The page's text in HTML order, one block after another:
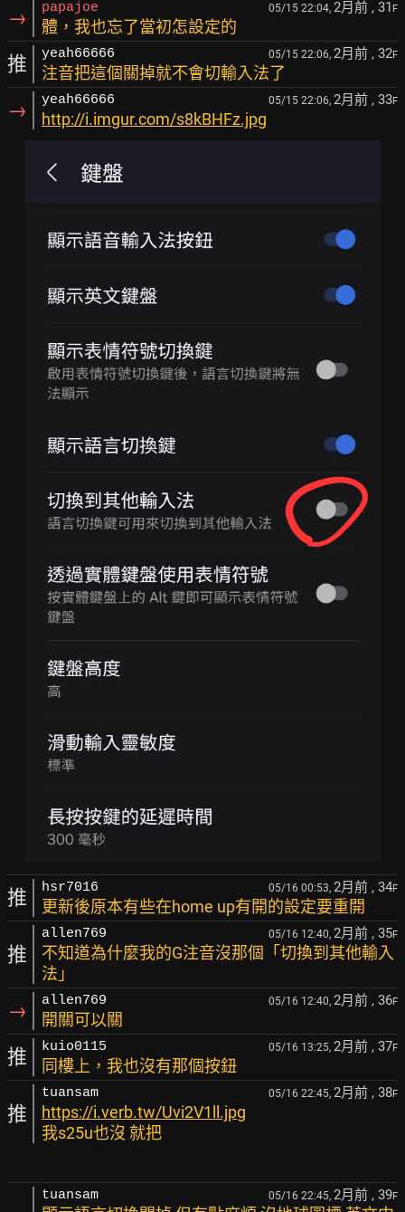
→ papajoe 05/15 22:04, 2月前 , 31 F
體，我也忘了當初怎設定的
推 yeah66666 05/15 22:06, 2月前 , 32F
注音把這個關掉就不會切輸入法了
→ yeah66666 05/15 22:06, 2月前 , 33F
http://i.imgur.com/s8kBHFz.jpg
推 hsr7016 05/16 00:53, 2月前 , 34F
更新後原本有些在home up有開的設定要重開
推
allen769 05/16 12:40, 2月前 , 35F
不知道為什麼我的G注音沒那個「切換到其他輸入
法」
→ allen769 05/16 12:40, 2月前 , 36F
開關可以關
推 kuio0115 05/16 13:25, 2月前 , 37F
同樓上，我也沒有那個按鈕
推
tuansam 05/16 22:45, 2月前 , 38F
https://i.verb.tw/Uvi2V1ll.jpg
我s25u也沒 就把
tuansam 05/16 22:45, 2月前 , 39F